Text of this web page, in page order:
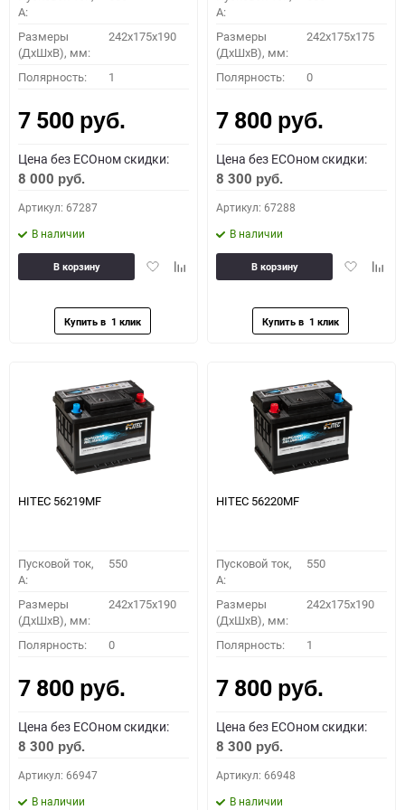
A:
Размеры
(ДхШхВ), мм:
242x175x190
Полярность: 1
7 500 руб.
Цена без ECOном скидки:
8 000 руб.
Артикул: 67287
В наличии
ДобавитьДобавить
В корзину
A:
Размеры
(ДхШхВ), мм:
242x175x175
Полярность: 0
7 800 руб.
Цена без ECOном скидки:
8 300 руб.
Артикул: 67288
В наличии
Добавить
В корзину
HITEC 56219MF
Пусковой ток,
A:
550
Размеры
(ДхШхВ), мм:
242x175x190
Полярность: 0
7 800 руб.
Цена без ECOном скидки:
8 300 руб.
Артикул: 66947
В наличии
HITEC 56220MF
Пусковой ток,
A:
550
Размеры
(ДхШхВ), мм:
242x175x190
Полярность: 1
7 800 руб.
Цена без ECOном скидки:
8 300 руб.
Артикул: 66948
В наличии